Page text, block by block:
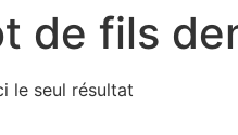
de fils
le seul résultat